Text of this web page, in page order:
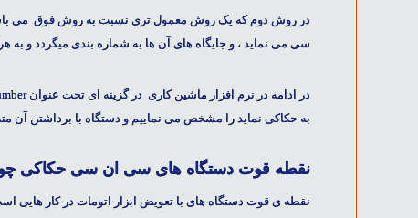
سی می نماید ، و جایگاه های آن ها به شماره بندی میگردد و
به حکاکی نماید را مشخص می نماییم و دستگاه با برداشتن آن
نقطه قوت دستگاه های سی ان سی حکاکی چوب
نقطه ی قوت دستگاه های با تعویض ابزار اتومات در کار